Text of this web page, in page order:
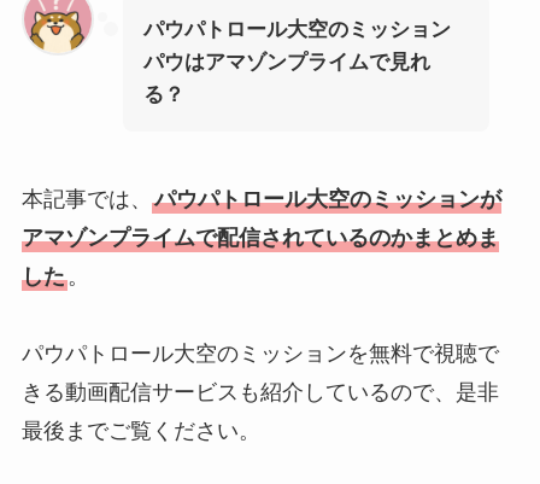
パウパトロール大空のミッション
パウはアマゾンプライムで見れ
る？
本記事では、 パウパトロール大空のミッションが
アマゾンプライムで配信されているのかまとめま
した。
パウパトロール大空のミッションを無料で視聴で
きる動画配信サービスも紹介しているので、是非
最後までご覧ください。